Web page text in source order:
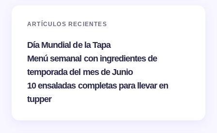
ARTÍCULOS RECIENTES
Día Mundial de la Tapa
Menú semanal con ingredientes de
temporada del mes de Junio
10 ensaladas completas para llevar en
tupper